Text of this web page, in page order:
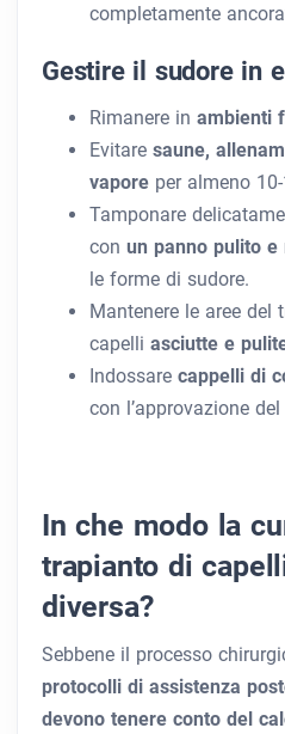
completamente
Gestire il sudore in
Rimanere in ambienti
Evitare saune,
vapore per almeno
Tamponare
con un panno pulito e
le forme di sudore.
Mantenere le aree del
capelli asciutte e
Indossare cappelli di
con l’approvazione
In che modo la
trapianto di
diversa?
Sebbene il processo
protocolli di assistenza
devono tenere conto del